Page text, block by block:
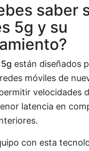
saber
5g y su
están diseñados
móviles de
velocidades
latencia en
con esta